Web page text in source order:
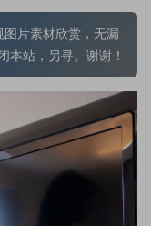
片素材欣赏，无漏
本站，另寻。谢谢！